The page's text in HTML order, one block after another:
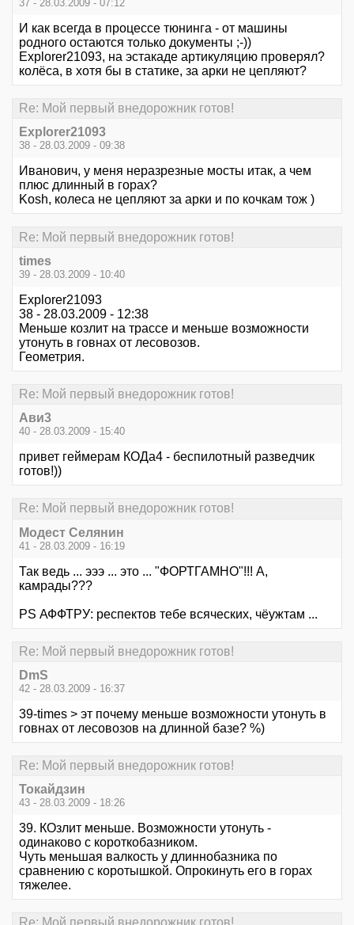
37 - 28.03.2009 - 07:12
И как всегда в процессе тюнинга - от машины
родного остаются только документы ;-))
Explorer21093, на эстакаде артикуляцию проверял?
колёса, в хотя бы в статике, за арки не цепляют?
Re: Мой первый внедорожник готов!
Explorer21093
38 - 28.03.2009 - 09:38
Иванович, у меня неразрезные мосты итак, а чем
плюс длинный в горах?
Kosh, колеса не цепляют за арки и по кочкам тож )
Re: Мой первый внедорожник готов!
times
39 - 28.03.2009 - 10:40
Explorer21093
38 - 28.03.2009 - 12:38
Меньше козлит на трассе и меньше возможности
утонуть в говнах от лесовозов.
Геометрия.
Re: Мой первый внедорожник готов!
Ави3
40 - 28.03.2009 - 15:40
привет геймерам КОДа4 - беспилотный разведчик
готов!))
Re: Мой первый внедорожник готов!
Модест Селянин
41 - 28.03.2009 - 16:19
Так ведь ... эээ ... это ... "ФОРТГАМНО"!!! А,
камрады???
PS АФФТРУ: респектов тебе всяческих, чёужтам ...
Re: Мой первый внедорожник готов!
DmS
42 - 28.03.2009 - 16:37
39-times > эт почему меньше возможности утонуть в
говнах от лесовозов на длинной базе? %)
Re: Мой первый внедорожник готов!
Токайдзин
43 - 28.03.2009 - 18:26
39. КОзлит меньше. Возможности утонуть -
одинаково с короткобазником.
Чуть меньшая валкость у длиннобазника по
сравнению с коротышкой. Опрокинуть его в горах
тяжелее.